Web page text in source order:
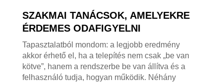
SZAKMAI TANÁCSOK, AMELYEKRE
ÉRDEMES ODAFIGYELNI
Tapasztalatból mondom: a legjobb eredmény
akkor érhető el, ha a telepítés nem csak „be van
kötve”, hanem a rendszerbe be van állítva és a
felhasználó tudja, hogyan működik. Néhány